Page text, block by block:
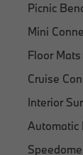
Picnic
Mini
Floor
Cruise
Interior
Automatic